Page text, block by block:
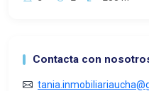
Contacta con